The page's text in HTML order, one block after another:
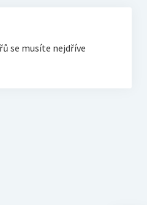
se musíte nejdříve